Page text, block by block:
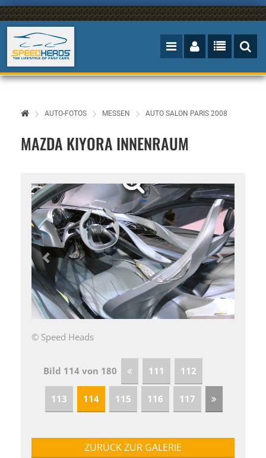
AUTO-FOTOS MESSEN AUTO SALON PARIS 2008
MAZDA KIYORA INNENRAUM
© Speed Heads
Bild 114 von 180 111 112
113 114 115 116 117
ZURÜCK ZUR GALERIE